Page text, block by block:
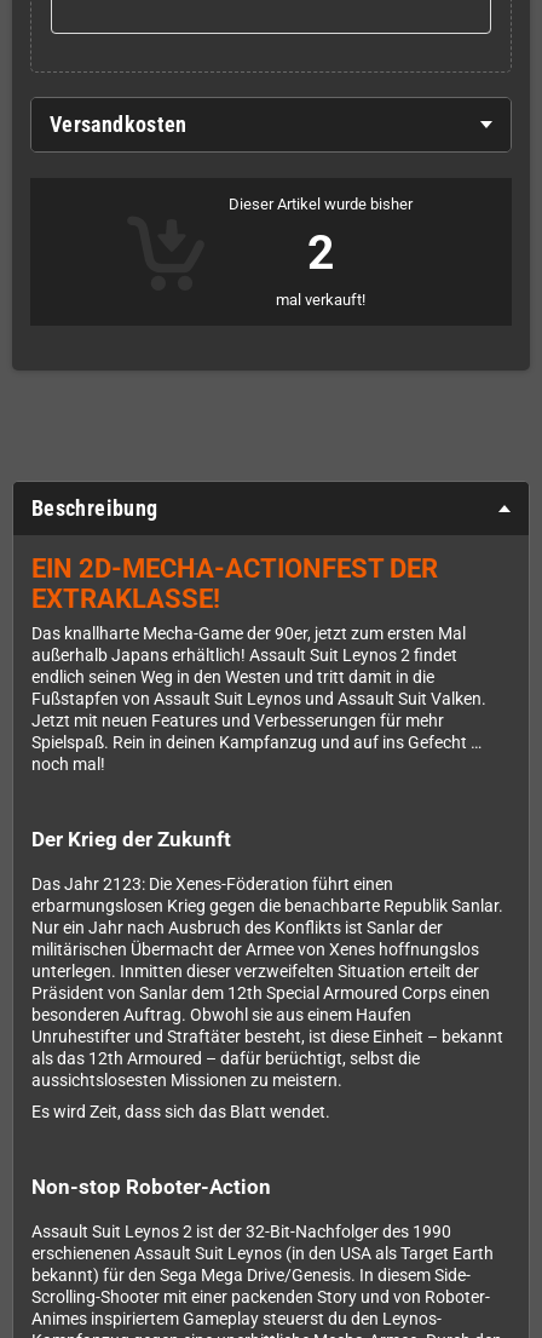
Versandkosten
Dieser Artikel wurde bisher
2
mal verkauft!
Beschreibung
EIN 2D-MECHA-ACTIONFEST DER
EXTRAKLASSE!
Das knallharte Mecha-Game der 90er, jetzt zum ersten Mal
außerhalb Japans erhältlich! Assault Suit Leynos 2 findet
endlich seinen Weg in den Westen und tritt damit in die
Fußstapfen von Assault Suit Leynos und Assault Suit Valken.
Jetzt mit neuen Features und Verbesserungen für mehr
Spielspaß. Rein in deinen Kampfanzug und auf ins Gefecht …
noch mal!
Der Krieg der Zukunft
Das Jahr 2123: Die Xenes-Föderation führt einen
erbarmungslosen Krieg gegen die benachbarte Republik Sanlar.
Nur ein Jahr nach Ausbruch des Konflikts ist Sanlar der
militärischen Übermacht der Armee von Xenes hoffnungslos
unterlegen. Inmitten dieser verzweifelten Situation erteilt der
Präsident von Sanlar dem 12th Special Armoured Corps einen
besonderen Auftrag. Obwohl sie aus einem Haufen
Unruhestifter und Straftäter besteht, ist diese Einheit – bekannt
als das 12th Armoured – dafür berüchtigt, selbst die
aussichtslosesten Missionen zu meistern.
Es wird Zeit, dass sich das Blatt wendet.
Non-stop Roboter-Action
Assault Suit Leynos 2 ist der 32-Bit-Nachfolger des 1990
erschienenen Assault Suit Leynos (in den USA als Target Earth
bekannt) für den Sega Mega Drive/Genesis. In diesem Side-
Scrolling-Shooter mit einer packenden Story und von Roboter-
Animes inspiriertem Gameplay steuerst du den Leynos-